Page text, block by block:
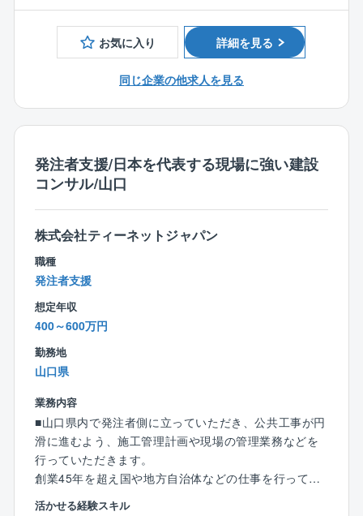
社は大きく貢献しております。同社は自動走行システ
ムの実現に向けた自動走用の地図の試作構築に関する
業務を内閣府から受託するなど、国を挙げた自動走行
同社は、日本を含めアメリカ、ヨーロッパ、東南アジ
だまだ国家の発展に欠かせない精巧な地図を持たない
国がたくさんあり、防災や農業・林業計画、インフラ
整備などのベースとなる国土基本図を作成しておりま
す。
同社では理論から実務まで教育（特高の年次点検も含
む）いたします。
真の現場実務を身につけたい方をお待ちしています。
■再生可能エネルギー発電施設の企画/開発、EPC（設
計/調達/建設）、O&M（運営/保守管理）などを全国で
行っています。
■技術者の教育も制度を整えており、アカデミーを開設
して新卒、若手含めた全社員のスキルアップに精力的
に取り組んでいます。
※フレックスタイム制有り
【働き方】
■年間休日120日
■残業平均10～20時間
■定年65歳 等、ワークライフバランスを整えて就業が
可能です！
お気に入り 詳細を見る
同じ企業の他求人を見る
発注者支援/日本を代表する現場に強い建設
コンサル/山口
株式会社ティーネットジャパン
職種
発注者支援
想定年収
400～600万円
勤務地
山口県
業務内容
■山口県内で発注者側に立っていただき、公共工事が円
滑に進むよう、施工管理計画や現場の管理業務などを
行っていただきます。
創業45年を超え国や地方自治体などの仕事を行ってい
る信頼ある企業です。河川・道路等の社会資本の整
活かせる経験スキル